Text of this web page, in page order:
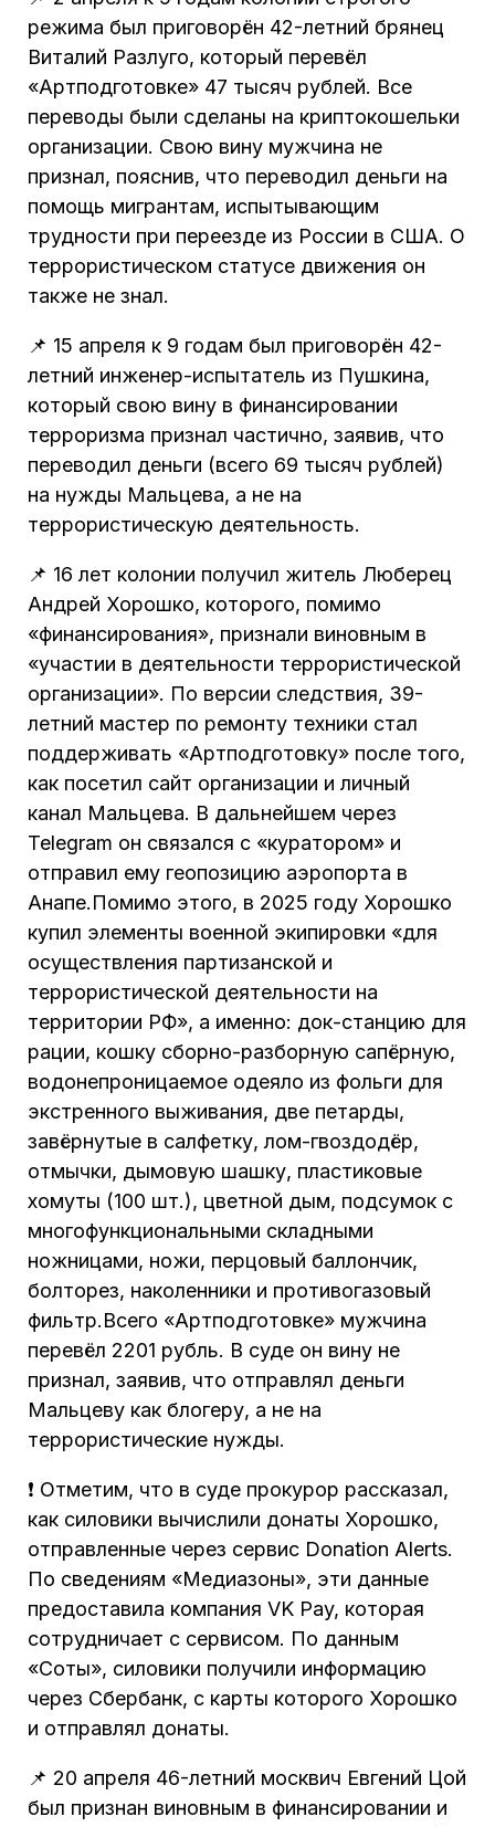
режима был приговорён 42-летний брянец
Виталий Разлуго, который перевёл
«Артподготовке» 47 тысяч рублей. Все
переводы были сделаны на криптокошельки
организации. Свою вину мужчина не
признал, пояснив, что переводил деньги на
помощь мигрантам, испытывающим
трудности при переезде из России в США. О
террористическом статусе движения он
также не знал.
📌 15 апреля к 9 годам был приговорён 42-
летний инженер-испытатель из Пушкина,
который свою вину в финансировании
терроризма признал частично, заявив, что
переводил деньги (всего 69 тысяч рублей)
на нужды Мальцева, а не на
террористическую деятельность.
📌 16 лет колонии получил житель Люберец
Андрей Хорошко, которого, помимо
«финансирования», признали виновным в
«участии в деятельности террористической
организации». По версии следствия, 39-
летний мастер по ремонту техники стал
поддерживать «Артподготовку» после того,
как посетил сайт организации и личный
канал Мальцева. В дальнейшем через
Telegram он связался с «куратором» и
отправил ему геопозицию аэропорта в
Анапе.Помимо этого, в 2025 году Хорошко
купил элементы военной экипировки «для
осуществления партизанской и
террористической деятельности на
территории РФ», а именно: док-станцию для
рации, кошку сборно-разборную сапёрную,
водонепроницаемое одеяло из фольги для
экстренного выживания, две петарды,
завёрнутые в салфетку, лом-гвоздодёр,
отмычки, дымовую шашку, пластиковые
хомуты (100 шт.), цветной дым, подсумок с
многофункциональными складными
ножницами, ножи, перцовый баллончик,
болторез, наколенники и противогазовый
фильтр.Всего «Артподготовке» мужчина
перевёл 2201 рубль. В суде он вину не
признал, заявив, что отправлял деньги
Мальцеву как блогеру, а не на
террористические нужды.
❗️ Отметим, что в суде прокурор рассказал,
как силовики вычислили донаты Хорошко,
отправленные через сервис Donation Alerts.
По сведениям «Медиазоны», эти данные
предоставила компания VK Pay, которая
сотрудничает с сервисом. По данным
«Соты», силовики получили информацию
через Сбербанк, с карты которого Хорошко
и отправлял донаты.
📌 20 апреля 46-летний москвич Евгений Цой
был признан виновным в финансировании и